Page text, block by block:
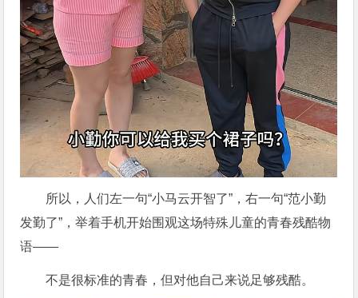
所以，人们左一句“小马云开智了”，右一句“范小勤
发勤了”，举着手机开始围观这场特殊儿童的青春残酷物
语——
不是很标准的青春，但对他自己来说足够残酷。